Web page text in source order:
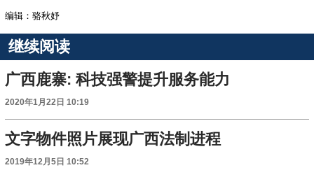
编辑：骆秋妤
继续阅读
广西鹿寨: 科技强警提升服务能力
2020年1月22日 10:19
文字物件照片展现广西法制进程
2019年12月5日 10:52